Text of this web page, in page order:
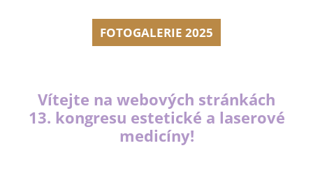
FOTOGALERIE 2025
Vítejte na webových stránkách
13. kongresu estetické a laserové
medicíny!